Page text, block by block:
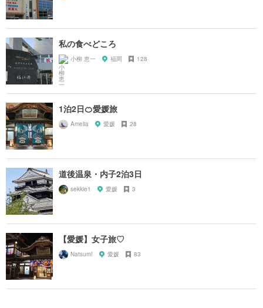
私の食べどころ
小柳 恵一 福岡 128
1泊2日🍊愛媛旅
Amelia 愛媛 28
道後温泉・内子2泊3日
sekkie1 愛媛 3
【愛媛】女子旅♡
Natsum! 愛媛 83